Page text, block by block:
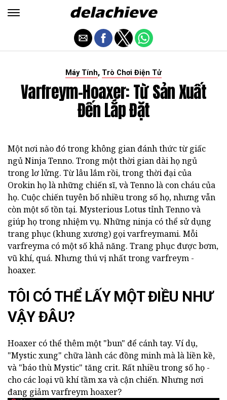
Máy Tính, Trò Chơi Điện Tử
Varfreym-Hoaxer: Từ Sản Xuất
Đến Lắp Đặt
Một nơi nào đó trong không gian đánh thức từ giấc
ngủ Ninja Tenno. Trong một thời gian dài họ ngủ
trong lơ lửng. Từ lâu lắm rồi, trong thời đại của
Orokin họ là những chiến sĩ, và Tenno là con cháu của
họ. Cuộc chiến tuyên bố nhiều trong số họ, nhưng vẫn
còn một số tồn tại. Mysterious Lotus tỉnh Tenno và
giúp họ trong nhiệm vụ. Những ninja có thể sử dụng
trang phục (khung xương) gọi varfreymami. Mỗi
varfreyma có một số khả năng. Trang phục được bơm,
vũ khí, quá. Nhưng thú vị nhất trong varfreym -
hoaxer.
TÔI CÓ THỂ LẤY MỘT ĐIỀU NHƯ
VẬY ĐÂU?
Hoaxer có thể thêm một "bun" để cánh tay. Ví dụ,
"Mystic xung" chữa lành các đồng minh mà là liền kề,
và "báo thù Mystic" tăng crit. Rất nhiều trong số họ -
cho các loại vũ khí tầm xa và cận chiến. Nhưng nơi
đang giảm varfreym hoaxer?